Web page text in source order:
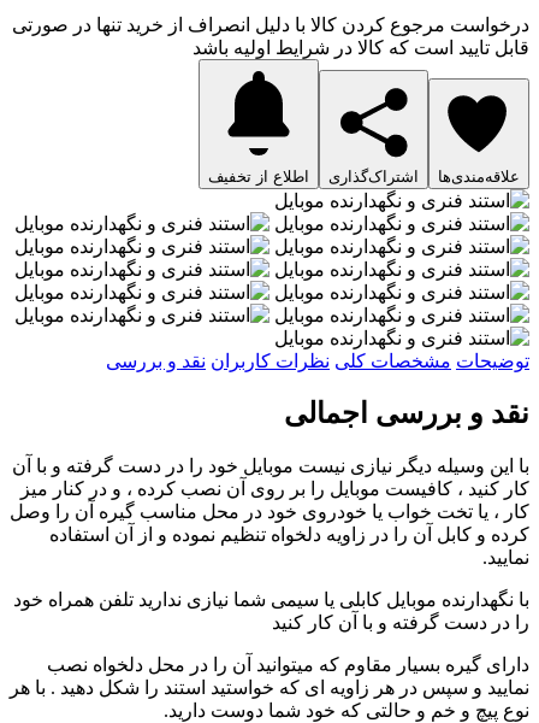
درخواست مرجوع کردن کالا با دلیل انصراف از خرید تنها در صورتی
قابل تایید است که کالا در شرایط اولیه باشد
علاقه‌مندی‌ها اشتراک‌گذاری اطلاع از تخفیف
توضیحات مشخصات کلی نظرات کاربران نقد و بررسی
نقد و بررسی اجمالی
با این وسیله دیگر نیازی نیست موبایل خود را در دست گرفته و با آن
کار کنید ، کافیست موبایل را بر روی آن نصب کرده ، و در کنار میز
کار ، یا تخت خواب یا خودروی خود در محل مناسب گیره آن را وصل
کرده و کابل آن را در زاویه دلخواه تنظیم نموده و از آن استفاده
نمایید.
با نگهدارنده موبایل کابلی یا سیمی شما نیازی ندارید تلفن همراه خود
را در دست گرفته و با آن کار کنید
دارای گیره بسیار مقاوم که میتوانید آن را در محل دلخواه نصب
نمایید و سپس در هر زاویه ای که خواستید استند را شکل دهید . با هر
نوع پیچ و خم و حالتی که خود شما دوست دارید.